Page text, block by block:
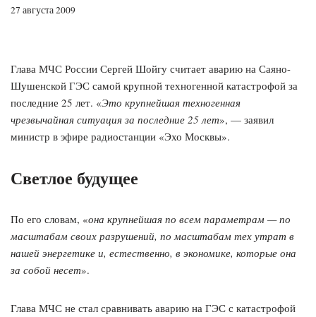
27 августа 2009
Глава МЧС России Сергей Шойгу считает аварию на Саяно-
Шушенской ГЭС самой крупной техногенной катастрофой за
последние 25 лет. «Это крупнейшая техногенная
чрезвычайная ситуация за последние 25 лет», — заявил
министр в эфире радиостанции «Эхо Москвы».
Светлое будущее
По его словам, «она крупнейшая по всем параметрам — по
масштабам своих разрушений, по масштабам тех утрат в
нашей энергетике и, естественно, в экономике, которые она
за собой несет».
Глава МЧС не стал сравнивать аварию на ГЭС с катастрофой